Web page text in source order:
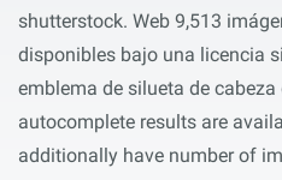
shutterstock. Web 9,513
disponibles bajo una licencia
emblema de silueta de cabeza
autocomplete results are
additionally have number of